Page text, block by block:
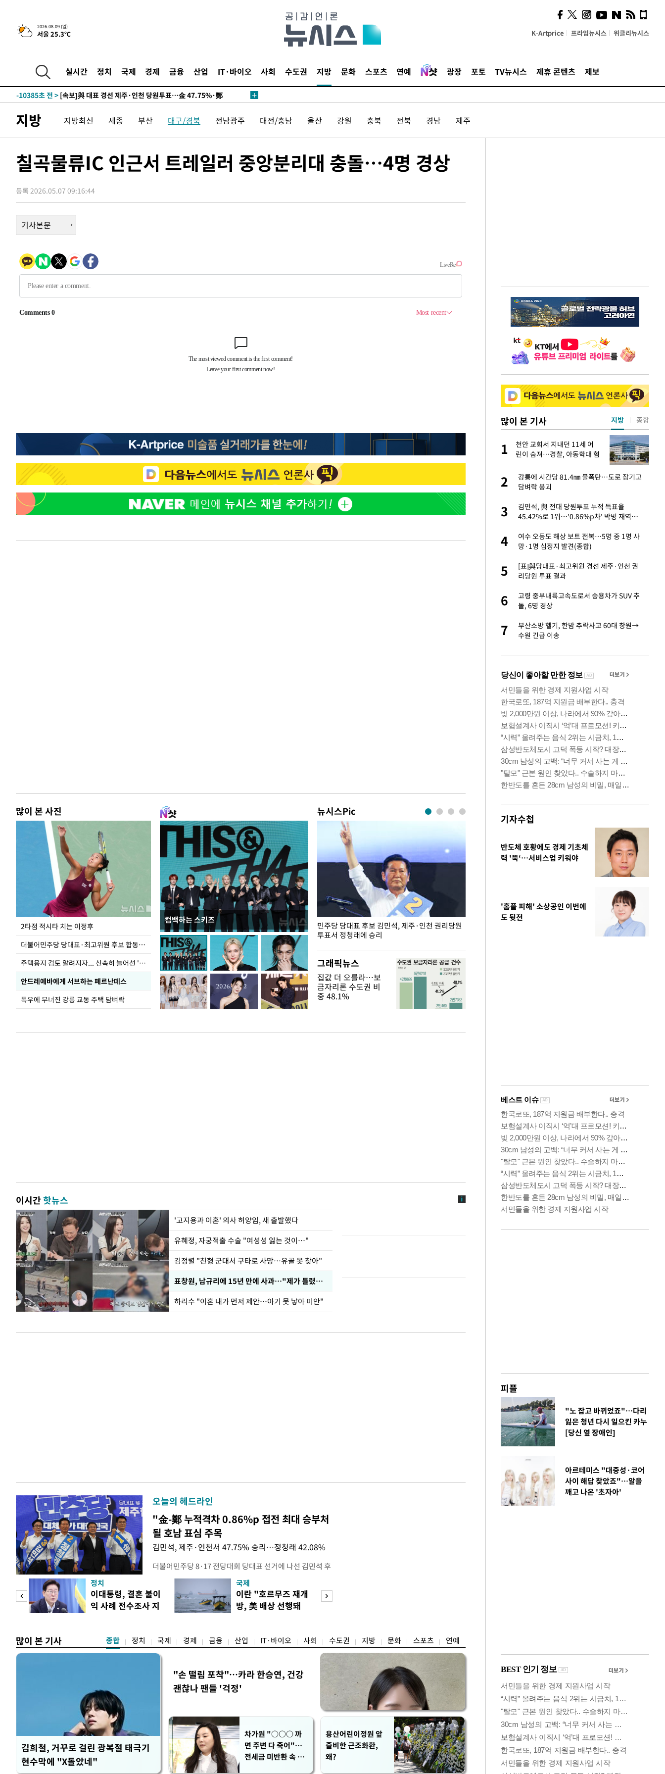
2026.08.09 (일)
서울 25.3℃ K-Artprice 프라임뉴시스 위클리뉴시스
실시간 정치 국제 경제 금융 산업 IT·바이오 사회 수도권 지방 문화 스포츠 연예 광장 포토 TV뉴시스 제휴 콘텐츠 제보
11시간 전 >[속보]뉴욕증시 상승 마감…S&P 0.6% 나스닥 1.3%↑
한민수·김용 순
-11103초 전 >
[속보]김민석, 與 전대 당원투표 누적 득표율 45.42%로 1위… 정
청래 44.56%
-10385초 전 >[속보]與 대표 경선 제주·인천 당원투표…金 47.75%·鄭
42.08%·宋 10.17%
-9919초 전 >이강인 "아틀레티코 이적 기뻐…등번호 7번 의미보단 팀 위해 뛸 것"
-9854초 전 >
[속보]與 당대표 경선, 제주·인천 권리당원 투표 김민석 승리
-3628초 전 >
레티코 이적"
-2680초 전 >수도권 40도 육박 '펄펄'…동해안 일부 지역엔 호의주의보
-1649초 전 >온열질환 사망자 3명 늘어…누적 환자 3000명 돌파
2시간 전 >선재도서 해루질 나섰다 실종 60대, 닷새 만에 숨진 채 발견
3시간 전 >남자 농구, 나고야 아시안게임서 '홈팀' 일본과 한일전
4시간 전 >극한폭염 한풀 꺾이지만…'낮 최고 35도' 무더위, 열대야 계속[다음주
날씨]
5시간 전 >축구협회 "압수수색·성접대 논란 사과…쇄신의 기회로 삼겠다"
6시간 전 >
[속보]'압수수색·성접대 논란' 축구협회 "실망과 걱정 안겨드려 죄송"
9시간 전 >'최고 37도' 폭염 지속…강원동해안 최대 150㎜ 비
11시간 전 >[속보]뉴욕증시 상승 마감…S&P 0.6% 나스닥 1.3%↑
[속보]與최고위원 제주·인천 순회경선…박선원·최민희·서미화·
[속보]김민석, 與 전대 당원투표 누적 득표율 45.42%로 1위… 정
[속보]與 대표 경선 제주·인천 당원투표…金 47.75%·鄭
레티코 이적"
-2680초 전 >수도권 40도 육박 '펄펄'…동해안 일부 지역엔 호의주의보
-1649초 전 >
온열질환 사망자 3명 늘어…누적 환자 3000명 돌파
1시간 전 >강릉에 시간당 81.4㎜ 물폭탄…도로 잠기고 담벼락 붕괴
2시간 전 > 백운산서 80년근 천종산삼 9뿌리 발견…감정가 1.3억원
3시간 전 >
남자 농구, 나고야 아시안게임서 '홈팀' 일본과 한일전
3시간 전 >여수 오동도 해상서 모터보트 전복…1명 사망·1명 실종
날씨]
지방 지방최신 세종 부산 대구/경북 전남광주 대전/충남 울산 강원 충북 전북 경남 제주
칠곡물류IC 인근서 트레일러 중앙분리대 충돌…4명 경상
등록 2026.05.07 09:16:44
기사본문
많이 본 사진
2타점 적시타 치는 이정후
더불어민주당 당대표·최고위원 후보 합동연설회
주택용지 검토 알려지자... 신속히 늘어선 '근조화환'
안드레예바에게 서브하는 페르난데스
폭우에 무너진 강릉 교동 주택 담벼락
컴백하는 스키즈
뉴시스Pic
이번주 국회에는 무슨 일이? [뉴시스국회토pic]
민주당 당대표 후보 김민석, 제주·인천 권리당원
투표서 정청래에 승리
무더위 잊는 도심형 여름 축제 '2026 서울 바캉스 용산어린이정원
그래픽뉴스
집값 더 오를라…보
금자리론 수도권 비
중 48.1%
이시간핫뉴스
'고지용과 이혼' 의사 허양임, 새 출발했다
유혜정, 자궁적출 수술 "여성성 잃는 것이…"
김정렬 "친형 군대서 구타로 사망…유골 못 찾아"
표창원, 남규리에 15년 만에 사과…"제가 틀렸습니다"
하리수 "이혼 내가 먼저 제안…아기 못 낳아 미안"
오늘의 헤드라인
"金-鄭 누적격차 0.86%p 접전 최대 승부처
될 호남 표심 주목
김민석, 제주·인천서 47.75% 승리…정청래 42.08%
더불어민주당 8·17 전당대회 당대표 선거에 나선 김민석 후
보가 8일 제주·인천 지역 순회경선에서 '누적 1위'를 탈환했
다. 앞서 정청래 후보 우세 지역으로 점쳐졌던 충청권과 부산
·울산·경남 경선에서 1승 1패를 주고 받은 김 후보는 이날
제주·인천 경선에서 이기며 '2승 1패'로 앞서가게 됐다. 다
정치
이대통령, 결혼 불이
익 사례 전수조사 지
국제
이란 "호르무즈 재개
방, 美 배상 선행돼
많이 본 기사 종합 정치 국제 경제 금융 산업 IT·바이오 사회 수도권 지방 문화 스포츠 연예
김희철, 거꾸로 걸린 광복절 태극기
현수막에 "X돌았네"
"손 떨림 포착"…카라 한승연, 건강
괜찮나 팬들 '걱정'
차가원 "○○○ 까
면 주변 다 죽어"…
전세금 미반환 속 녹
용산어린이정원 앞
즐비한 근조화환,
왜?
많이 본 기사
김희철, 거꾸로 걸린 광복절
태극기 현수막에 "X돌았네"
2
팬들 '걱정'
3
차가원 "○○○ 까면 주변 다 죽어"…전세금
미반환 속 녹취 폭로 파장
4
1
천안 교회서 지내던 11세 어
린이 숨져…경찰, 아동학대 혐
2
강릉에 시간당 81.4㎜ 물폭탄…도로 잠기고
담벼락 붕괴
3
김민석, 與 전대 당원투표 누적 득표율
45.42%로 1위…'0.86%p차' 박빙 재역전
4
여수 오동도 해상 보트 전복…5명 중 1명 사
망·1명 심정지 발견(종합)
5
[표]與당대표·최고위원 경선 제주·인천 권
리당원 투표 결과
6
고령 중부내륙고속도로서 승용차가 SUV 추
돌, 6명 경상
7
부산소방 헬기, 한밤 추락사고 60대 창원→
수원 긴급 이송
지방 종합
기자수첩
반도체 호황에도 경제 기초체
력 '뚝‘…서비스업 키워야
'홈플 피해' 소상공인 이번에
도 뒷전
피플
"노 잡고 바뀌었죠"…다리
잃은 청년 다시 일으킨 카누
[당신 옆 장애인]
아르테미스 "대중성·코어
사이 해답 찾았죠"…알을
깨고 나온 '초자아'